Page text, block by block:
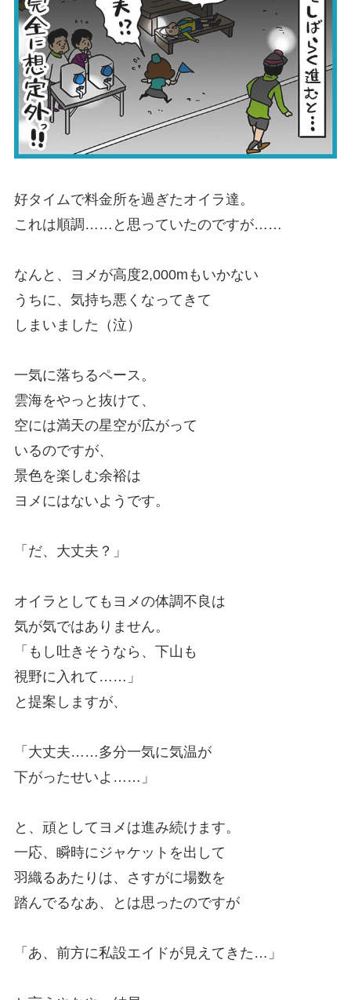
好タイムで料金所を過ぎたオイラ達。
これは順調……と思っていたのですが……
なんと、ヨメが高度2,000mもいかない
うちに、気持ち悪くなってきて
しまいました（泣）
一気に落ちるペース。
雲海をやっと抜けて、
空には満天の星空が広がって
いるのですが、
景色を楽しむ余裕は
ヨメにはないようです。
「だ、大丈夫？」
オイラとしてもヨメの体調不良は
気が気ではありません。
「もし吐きそうなら、下山も
視野に入れて……」
と提案しますが、
「大丈夫……多分一気に気温が
下がったせいよ……」
と、頑としてヨメは進み続けます。
一応、瞬時にジャケットを出して
羽織るあたりは、さすがに場数を
踏んでるなあ、とは思ったのですが
「あ、前方に私設エイドが見えてきた…」